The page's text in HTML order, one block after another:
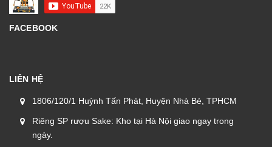
FACEBOOK
LIÊN HỆ
1806/120/1 Huỳnh Tấn Phát, Huyện Nhà Bè, TPHCM
Riêng SP rượu Sake: Kho tại Hà Nội giao ngay trong
ngày.